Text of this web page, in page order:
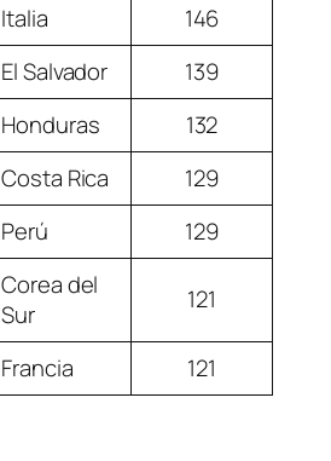
Italia
146
El Salvador
139
Honduras
132
Costa Rica
129
Perú 129
Corea del
Sur
121
Francia 121